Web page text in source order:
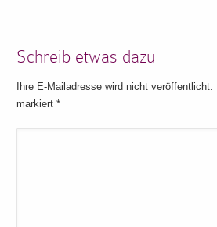
Schreib etwas dazu
Ihre E-Mailadresse wird nicht
markiert*